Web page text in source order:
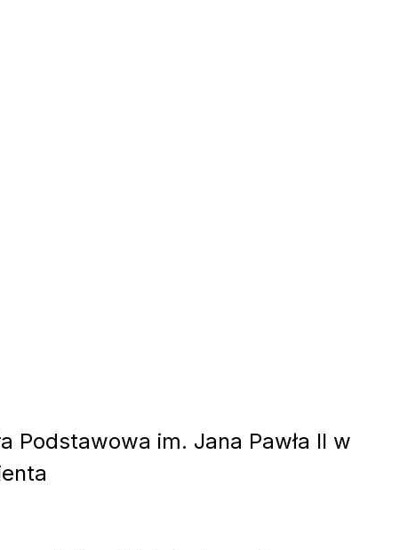
Podstawowa im. Jana Pawła II w